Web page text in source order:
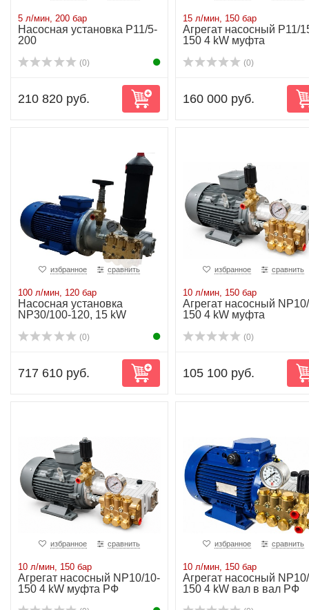
5 л/мин, 200 бар
Насосная установка P11/5-
200
(0)
210 820 руб.
15 л/мин, 150 бар
Агрегат насосный P11/
150 4 kW муфта
(0)
160 000 руб.
избранное сравнить
100 л/мин, 120 бар
Насосная установка
NP30/100-120, 15 kW
(0)
717 610 руб.
избранное сравнить
10 л/мин, 150 бар
Агрегат насосный
150 4 kW муфта
(0)
105 100 руб.
избранное сравнить
10 л/мин, 150 бар
Агрегат насосный NP10/10-
150 4 kW муфта РФ
избранное сравнить
10 л/мин, 150 бар
Агрегат насосный
150 4 kW вал в вал РФ